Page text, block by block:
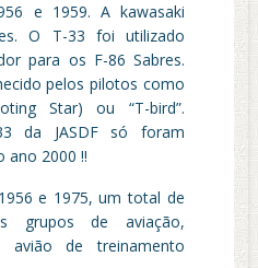
e 1959. A kawasaki
O T-33 foi utilizado
para os F-86 Sabres.
pelos pilotos como
Star) ou “T-bird”.
da JASDF só foram
ano 2000 !!
e 1975, um total de
grupos de aviação,
avião de treinamento